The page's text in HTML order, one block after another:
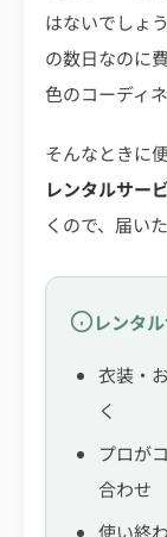
はないでしょ
の数日なのに
色のコーディ
そんなときに
レンタルサー
くので、届い
レンタ
衣装・
く
プロが
合わせ
使い終